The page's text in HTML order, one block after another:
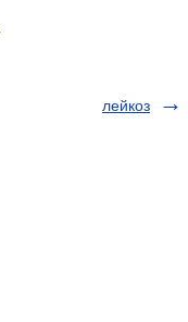
лейкоз